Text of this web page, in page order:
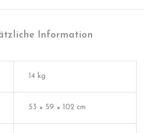
Information
14 kg
53 × 59 × 102 cm